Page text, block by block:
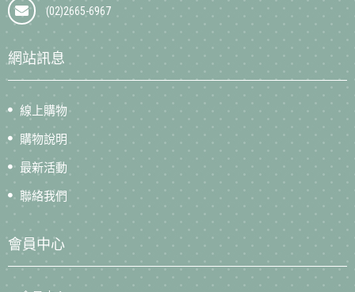
(02)2665-6967
網站訊息
線上購物
購物說明
最新活動
聯絡我們
會員中心